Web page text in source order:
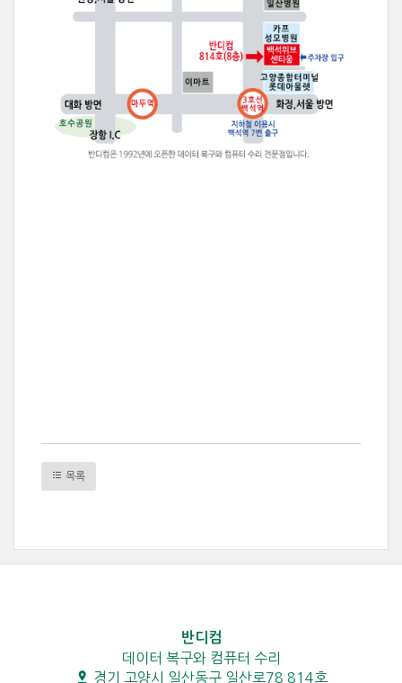
목록
반디컴
데이터 복구와 컴퓨터 수리
경기 고양시 일산동구 일산로78 814호